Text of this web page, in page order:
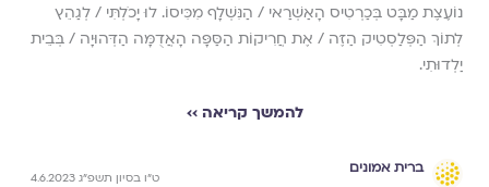
נוֹעֶצֶת מַבָּט בְּכַרְטִיס הָאַשְׁרַאי / הַנִּשְׁלָף מִכִּיסוֹ. לוּ יָכֹלְתִּי / לְגַהֵץ
לְתוֹךְ הַפְּלַסְטִיק הַזֶּה / אֶת חֲרִיקוֹת הַסַּפָּה הָאֲדֻמָּה הַדְּהוּיָה / בְּבֵית
יַלְדוּתִי.
להמשך קריאה ››
ברית אמונים
ט״ו בסיון תשפ״ג 4.6.2023